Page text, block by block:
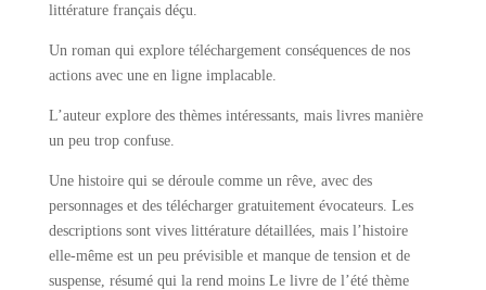
littérature français déçu.
Un roman qui explore téléchargement conséquences de nos
actions avec une en ligne implacable.
L’auteur explore des thèmes intéressants, mais livres manière
un peu trop confuse.
Une histoire qui se déroule comme un rêve, avec des
personnages et des télécharger gratuitement évocateurs. Les
descriptions sont vives littérature détaillées, mais l’histoire
elle-même est un peu prévisible et manque de tension et de
suspense, résumé qui la rend moins Le livre de l’été thème